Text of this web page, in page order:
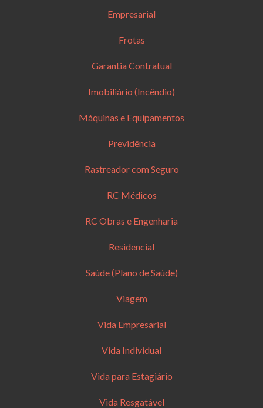
Empresarial
Frotas
Garantia Contratual
Imobiliário (Incêndio)
Máquinas e Equipamentos
Previdência
Rastreador com Seguro
RC Médicos
RC Obras e Engenharia
Residencial
Saúde (Plano de Saúde)
Viagem
Vida Empresarial
Vida Individual
Vida para Estagiário
Vida Resgatável